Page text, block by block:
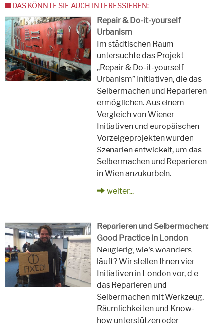
DAS KÖNNTE SIE AUCH INTERESSIEREN:
Repair & Do-it-yourself
Urbanism
Im städtischen Raum
untersuchte das Projekt
„Repair & Do-it-yourself
Urbanism” Initiativen, die das
Selbermachen und Reparieren
ermöglichen. Aus einem
Vergleich von Wiener
Initiativen und europäischen
Vorzeigeprojekten wurden
Szenarien entwickelt, um das
Selbermachen und Reparieren
in Wien anzukurbeln.
weiter...
Reparieren und Selbermachen:
Good Practice in London
Neugierig, wie's woanders
läuft? Wir stellen Ihnen vier
Initiativen in London vor, die
das Reparieren und
Selbermachen mit Werkzeug,
Räumlichkeiten und Know-
how unterstützen oder